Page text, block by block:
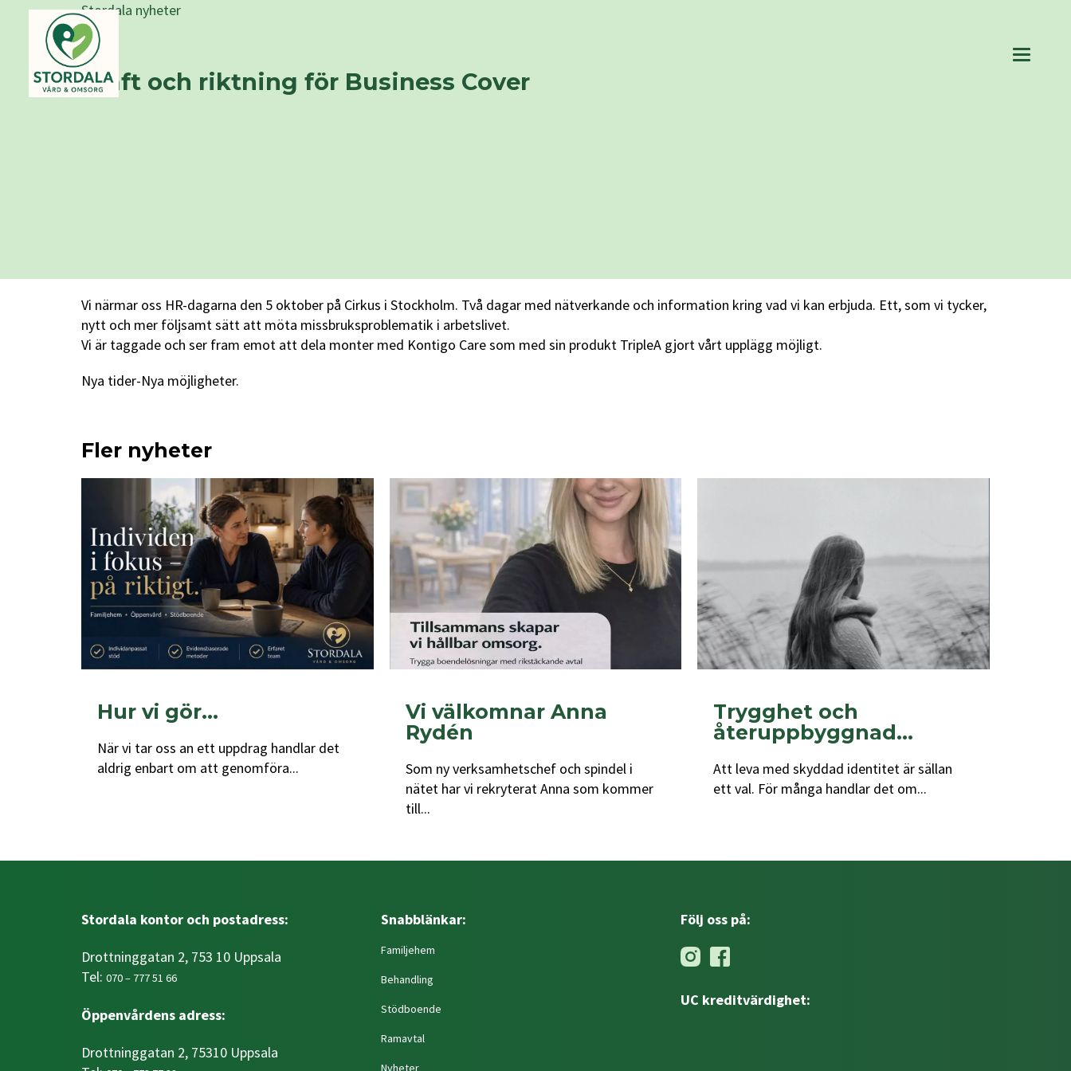
Stordala nyheter
Kraft och riktning för Business Cover
Vi närmar oss HR-dagarna den 5 oktober på Cirkus i Stockholm. Två dagar med nätverkande och information kring vad vi kan erbjuda. Ett, som vi tycker,
nytt och mer följsamt sätt att möta missbruksproblematik i arbetslivet.
Vi är taggade och ser fram emot att dela monter med Kontigo Care som med sin produkt TripleA gjort vårt upplägg möjligt.
Nya tider-Nya möjligheter.
Fler nyheter
Hur vi gör…
När vi tar oss an ett uppdrag handlar det
aldrig enbart om att genomföra...
Vi välkomnar Anna
Rydén
Som ny verksamhetschef och spindel i
nätet har vi rekryterat Anna som kommer
till...
Trygghet och
återuppbyggnad...
Att leva med skyddad identitet är sällan
ett val. För många handlar det om...
Stordala kontor och postadress:
Drottninggatan 2, 753 10 Uppsala
Tel: 070 – 777 51 66
Öppenvårdens adress:
Drottninggatan 2, 75310 Uppsala
Snabblänkar:
Familjehem
Behandling
Stödboende
Ramavtal
Nyheter
Följ oss på:
UC kreditvärdighet: